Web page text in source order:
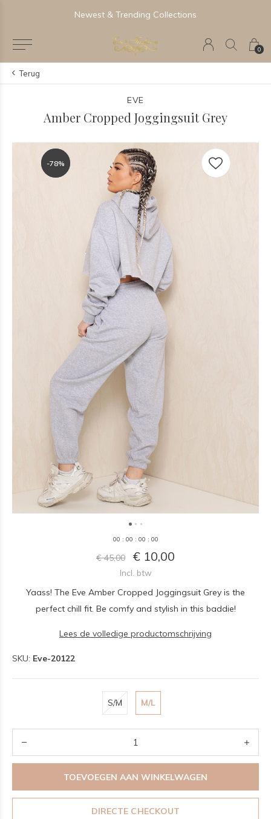
0
Newest & Trending Collections
Terug
EVE
Amber Cropped Joggingsuit Grey
-78%
-78%
00 : 00 : 00 : 00
€ 45,00 € 10,00
Incl. btw
Yaass! The Eve Amber Cropped Joggingsuit Grey is the
perfect chill fit. Be comfy and stylish in this baddie!
Lees de volledige productomschrijving
SKU: Eve-20122
S/M M/L
TOEVOEGEN AAN WINKELWAGEN
DIRECTE CHECKOUT